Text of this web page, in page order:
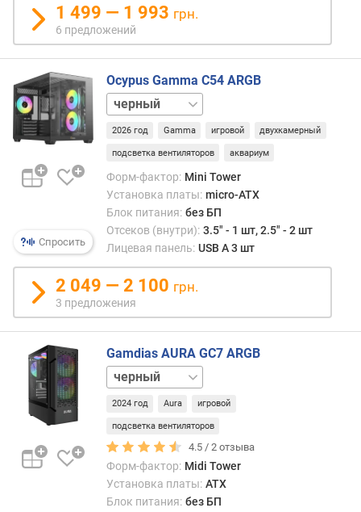
р
о
г
и
м
о
т
д
р
х
е
е
в
ы
м
о
т
1 499 — 1 993 грн.
6 предложений
Спросить
Ocypus Gamma C54 ARGB
белый
2026 год Gamma игровой двухкамерный
подсветка вентиляторов аквариум
Форм-фактор: Mini Tower
Установка платы: micro-ATX
Блок питания: без БП
Отсеков (внутри): 3.5" - 1 шт, 2.5" - 2 шт
Лицевая панель: USB A 3 шт
2 049 — 2 100 грн.
3 предложения
Gamdias AURA GC7 ARGB
белый
2024 год Aura игровой
подсветка вентиляторов
4.5 /2 отзыва
Форм-фактор: Midi Tower
Установка платы: ATX
Блок питания: без БП